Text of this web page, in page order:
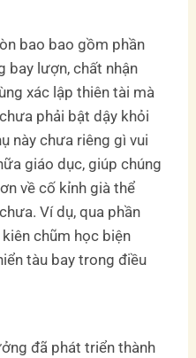
bao bao gồm phần
bay lượn, chất nhận
xác lập thiên tài mà
phải bật dậy khỏi
này chưa riêng gì vui
giáo dục, giúp chúng
về cố kỉnh già thể
Ví dụ, qua phần
chũm học biện
tàu bay trong điều
đã phát triển thành